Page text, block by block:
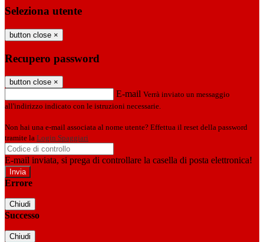
Seleziona utente
button close ×
Recupero password
button close ×
E-mail Verrà inviato un messaggio
all'indirizzo indicato con le istruzioni necessarie.
Non hai una e-mail associata al nome utente? Effettua il reset della password
tramite la Login Spaggiari
E-mail inviata, si prega di controllare la casella di posta elettronica!
Errore
Chiudi
Successo
Chiudi